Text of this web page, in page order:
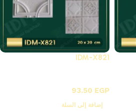
IDM-X821
93.50 EGP
إضافة إلى السلة